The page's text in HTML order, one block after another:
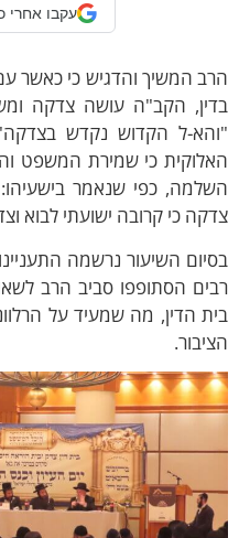
עקבו אחרי
המשיך והדגיש כי כאשר עם
הקב"ה עושה צדקה
ל הקדוש נקדש
כי שמירת המשפט
כפי שנאמר
כי קרובה ישועתי לבוא
השיעור נרשמה
הסתופפו סביב הרב לשאול
הדין, מה שמעיד על